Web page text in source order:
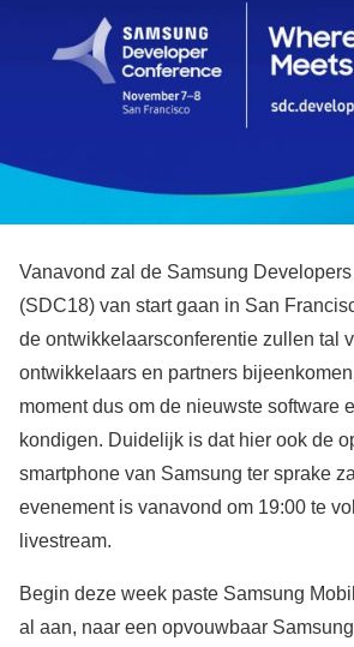
Vanavond zal de Samsung
(SDC18) van start gaan in San
de ontwikkelaarsconferentie zullen tal
ontwikkelaars en partners
moment dus om de nieuwste software
kondigen. Duidelijk is dat hier ook de
smartphone van Samsung ter sprake
evenement is vanavond om 19:00 te
livestream.
Begin deze week paste Samsung
al aan, naar een opvouwbaar